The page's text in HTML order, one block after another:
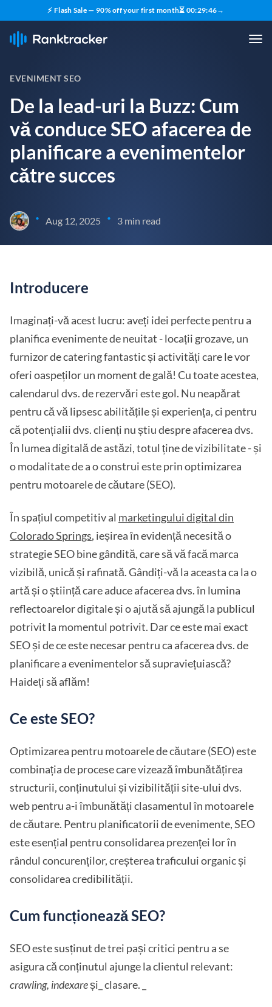
⚡ Flash Sale — 90% off your first month⏳ 00:29:45→
EVENIMENT SEO
De la lead-uri la Buzz: Cum
vă conduce SEO afacerea de
planificare a evenimentelor
către succes
• Aug 12, 2025 • 3 min read
Introducere
Imaginați-vă acest lucru: aveți idei perfecte pentru a
planifica evenimente de neuitat - locații grozave, un
furnizor de catering fantastic și activități care le vor
oferi oaspeților un moment de gală! Cu toate acestea,
calendarul dvs. de rezervări este gol. Nu neapărat
pentru că vă lipsesc abilitățile și experiența, ci pentru
că potențialii dvs. clienți nu știu despre afacerea dvs.
În lumea digitală de astăzi, totul ține de vizibilitate - și
o modalitate de a o construi este prin optimizarea
pentru motoarele de căutare (SEO).
În spațiul competitiv al marketingului digital din
Colorado Springs, ieșirea în evidență necesită o
strategie SEO bine gândită, care să vă facă marca
vizibilă, unică și rafinată. Gândiți-vă la aceasta ca la o
artă și o știință care aduce afacerea dvs. în lumina
reflectoarelor digitale și o ajută să ajungă la publicul
potrivit la momentul potrivit. Dar ce este mai exact
SEO și de ce este necesar pentru ca afacerea dvs. de
planificare a evenimentelor să supraviețuiască?
Haideți să aflăm!
Ce este SEO?
Optimizarea pentru motoarele de căutare (SEO) este
combinația de procese care vizează îmbunătățirea
structurii, conținutului și vizibilității site-ului dvs.
web pentru a-i îmbunătăți clasamentul în motoarele
de căutare. Pentru planificatorii de evenimente, SEO
este esențial pentru consolidarea prezenței lor în
rândul concurenților, creșterea traficului organic și
consolidarea credibilității.
Cum funcționează SEO?
SEO este susținut de trei pași critici pentru a se
asigura că conținutul ajunge la clientul relevant:
crawling, indexareși_ clasare. _